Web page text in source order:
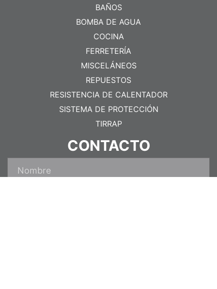
BAÑOS
BOMBA DE AGUA
COCINA
FERRETERÍA
MISCELÁNEOS
REPUESTOS
RESISTENCIA DE CALENTADOR
SISTEMA DE PROTECCIÓN
TIRRAP
CONTACTO